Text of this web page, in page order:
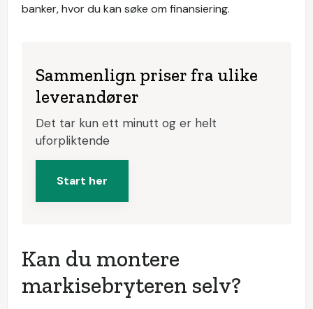
banker, hvor du kan søke om finansiering.
Sammenlign priser fra ulike
leverandører
Det tar kun ett minutt og er helt
uforpliktende
Start her
Kan du montere
markisebryteren selv?